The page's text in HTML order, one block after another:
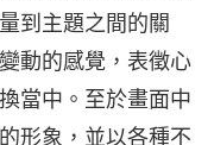
到主題之間的關
動的感覺，表徵心
當中。至於畫面中
形象，並以各種不